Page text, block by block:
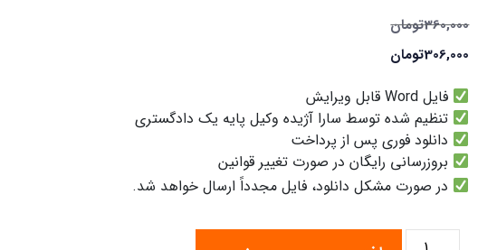
360,000تومان
306,000تومان
فایل Word قابل ویرایش
تنظیم شده توسط سارا آژیده وکیل پایه یک دادگستری
دانلود فوری پس از پرداخت
بروزرسانی رایگان در صورت تغییر قوانین
در صورت مشکل دانلود، فایل مجدداً ارسال خواهد شد.